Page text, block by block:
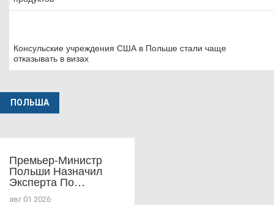
Консульские учреждения США в Польше стали чаще
отказывать в визах
ПОЛЬША
Премьер-Министр
Польши Назначил
Эксперта По…
авг 01 2026